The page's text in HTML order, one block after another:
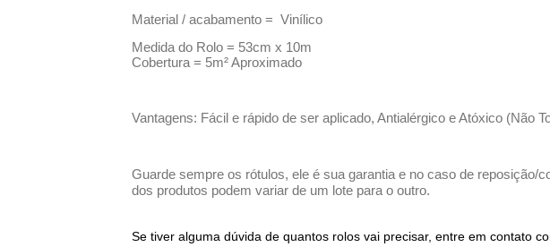
Material / acabamento = Vinílico
Medida do Rolo = 53cm x 10m
Cobertura = 5m² Aproximado
Vantagens: Fácil e rápido de ser aplicado, Antialérgico e Atóxico (Não
Guarde sempre os rótulos, ele é sua garantia e no caso de
dos produtos podem variar de um lote para o outro.
Se tiver alguma dúvida de quantos rolos vai precisar, entre em contato